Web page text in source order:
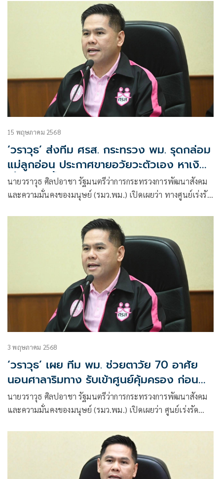
เด็กและเยาวชนอย่างยั่งยืน เพื่อสร้างพื้นที่การเรียนรู้ การจัด
กิจกรรมสร้างสรรค์ และการส่งเสริมบทบาทของครอบครัวในการ
พัฒนาเด็กและเยาวชนในชุมชนให้เติบโตเป็นพลเมืองที่ดี มี
15 พฤษภาคม 2568
‘วราวุธ’ ส่งทีม ศรส. กระทรวง พม. รุดกล่อม
แม่ลูกอ่อน ประกาศขายอวัยวะตัวเอง หาเงิน
เลี้ยงลูก ย้ำ ห้ามทำ-ผิดกฎหมาย ให้วางแผน
ช่วยเหลือผู้ประสบปัญหาทางสังคมกรณี
นายวราวุธ ศิลปอาชา รัฐมนตรีว่าการกระทรวงการพัฒนาสังคม
และความมั่นคงของมนุษย์ (รมว.พม.) เปิดเผยว่า ทางศูนย์เร่งรัด
การช่วยเหลือแม่ลูกอ่อนรายหนึ่งที่โพสต์ประกาศขายอวัยวะ เพื่อ
นำเงินมาเลี้ยงลูกวัย 1 ปี
3 พฤษภาคม 2568
‘วราวุธ’ เผย ทีม พม. ช่วยตาวัย 70 อาศัย
นอนศาลาริมทาง รับเข้าศูนย์คุ้มครอง ก่อน
ตามหาญาติ คืนสู่ครอบครัว
นายวราวุธ ศิลปอาชา รัฐมนตรีว่าการกระทรวงการพัฒนาสังคม
และความมั่นคงของมนุษย์ (รมว.พม.) เปิดเผยว่า ศูนย์เร่งรัด
ช่วยเหลือ คุณตาวัย 70 ปี หอบเสื้อผ้าเดินไกลกว่า 20 กม. ใช้ชีวิต
หลับนอนที่ศาลาริมทางใน จ.สมุทรปราการ